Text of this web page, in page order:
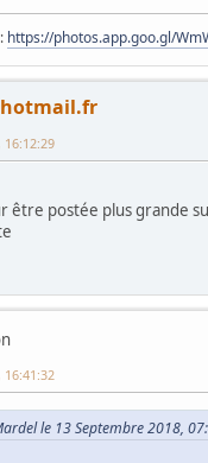
https://photos.app.goo.gl/
16:12:29
être postée plus grande
le 13 Septembre 2018,